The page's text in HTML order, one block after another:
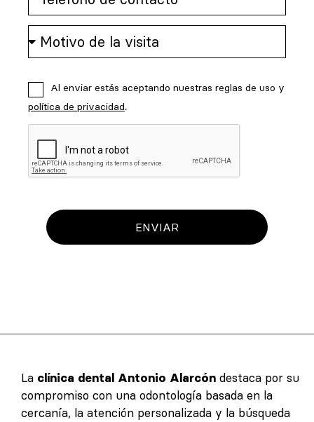
Al enviar estás aceptando nuestras reglas de uso y
política de privacidad.
ENVIAR
La clínica dental Antonio Alarcón destaca por su
compromiso con una odontología basada en la
cercanía, la atención personalizada y la búsqueda